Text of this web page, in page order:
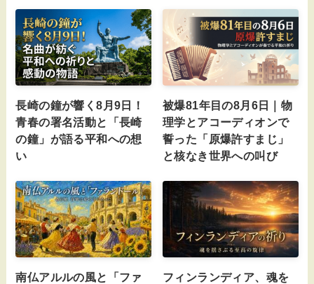
長崎の鐘が響く8月9日！
青春の署名活動と「長崎
の鐘」が語る平和への想
い
被爆81年目の8月6日｜物
理学とアコーディオンで
誓った「原爆許すまじ」
と核なき世界への叫び
南仏アルルの風と「ファ
フィンランディア、魂を